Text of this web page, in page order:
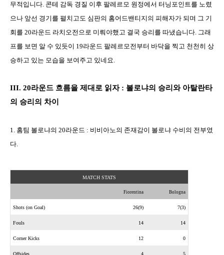
무적입니다. 콘테 감독 경질 이후 팔레르모 원정에서 터닝포인트를 노렸
으나 앞선 경기를 펼치고도 심판의 홈어드밴티지의 피해자가 되며 그 기
회를 20라운드 라치오전으로 미뤄야했고 결국 승리를 따냈습니다. 그래
프를 보면 알 수 있듯이 19라운드 팔레르모전부터 바닥을 찍고 천천히 상
승하고 있는 모습을 보여주고 있네요.
III. 20라운드 흐름을 제대로 읽자: 볼로냐의 승리와 아탈란타
의 승리의 차이
1. 홈팀 볼로냐의 20라운드 : 비비아노의 존재감이 볼로냐 수비의 전부였
다.
MATCH STATS
Fiorentina Bologna
Shots (on Goal) 26(9) 7(3)
Fouls 14 14
Corner Kicks 12 0
Offsides 4 5